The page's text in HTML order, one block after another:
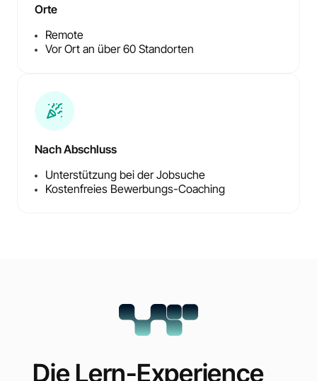
Orte
Remote
Vor Ort an über 60 Standorten
Nach Abschluss
Unterstützung bei der Jobsuche
Kostenfreies Bewerbungs-Coaching
Die Lern-Experience